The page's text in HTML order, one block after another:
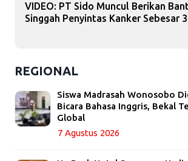
VIDEO: PT Sido Muncul Berikan
Singgah Penyintas Kanker Sebesar
REGIONAL
Siswa Madrasah Wonosobo
Bicara Bahasa Inggris, Bekal
Global
7 Agustus 2026